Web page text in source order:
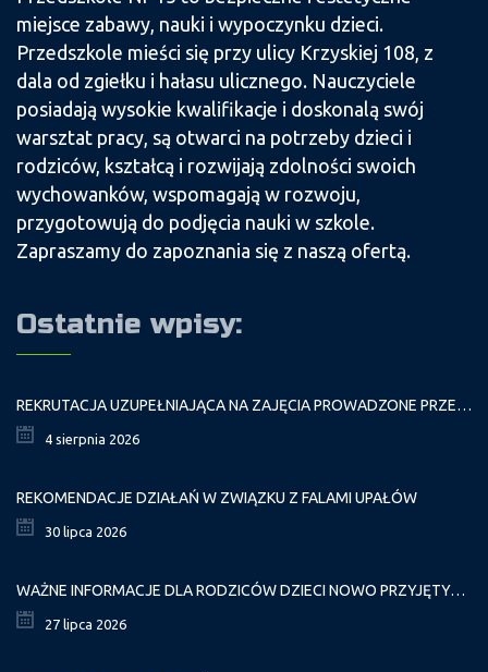
miejsce zabawy, nauki i wypoczynku dzieci.
Przedszkole mieści się przy ulicy Krzyskiej 108, z
dala od zgiełku i hałasu ulicznego. Nauczyciele
posiadają wysokie kwalifikacje i doskonalą swój
warsztat pracy, są otwarci na potrzeby dzieci i
rodziców, kształcą i rozwijają zdolności swoich
wychowanków, wspomagają w rozwoju,
przygotowują do podjęcia nauki w szkole.
Zapraszamy do zapoznania się z naszą ofertą.
Ostatnie wpisy:
REKRUTACJA UZUPEŁNIAJĄCA NA ZAJĘCIA PROWADZONE PRZEZ PAŁAC MŁODZIEŻY W ROKU SZKOLNYM 2026/2027
4 sierpnia 2026
REKOMENDACJE DZIAŁAŃ W ZWIĄZKU Z FALAMI UPAŁÓW
30 lipca 2026
WAŻNE INFORMACJE DLA RODZICÓW DZIECI NOWO PRZYJĘTYCH GR. I
27 lipca 2026